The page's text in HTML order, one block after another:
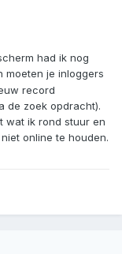
had ik nog
moeten je inloggers
record
de zoek opdracht).
wat ik rond stuur en
online te houden.